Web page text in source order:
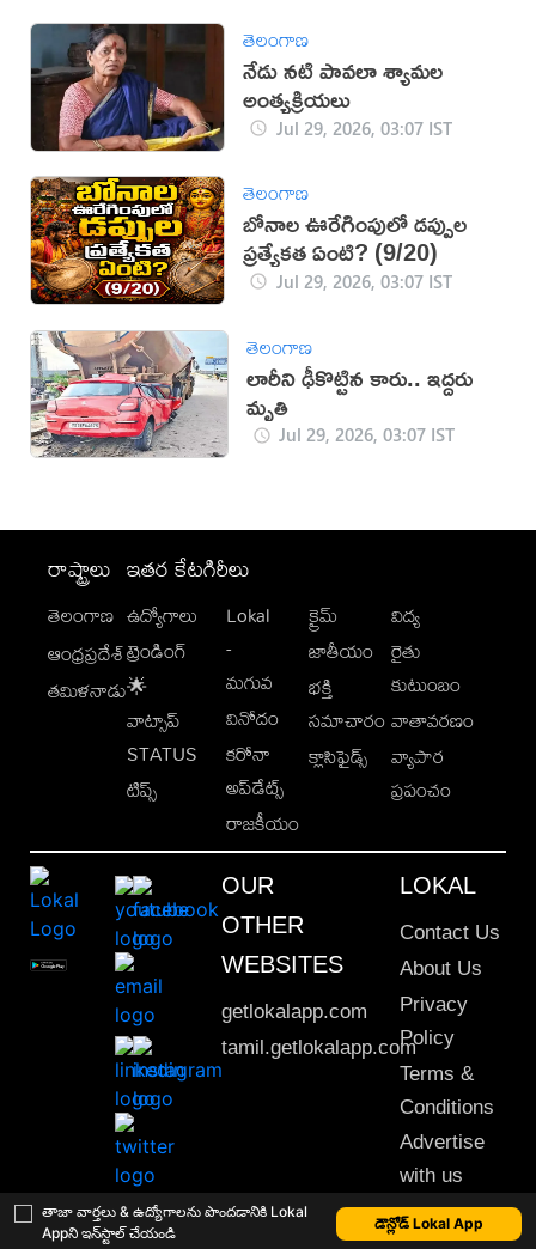
తాజా వార్తలు & ఉద్యోగాలను పొందడానికి Lokal
Appని ఇన్‌స్టాల్ చేయండి
డౌన్లోడ్ Lokal App
తెలంగాణ
నేడు నటి పావలా శ్యామల
అంత్యక్రియలు
Jul 29, 2026, 03:07 IST
తెలంగాణ
బోనాల ఊరేగింపులో డప్పుల
ప్రత్యేకత ఏంటి? (9/20)
Jul 29, 2026, 03:07 IST
తెలంగాణ
లారీని ఢీకొట్టిన కారు.. ఇద్దరు
మృతి
Jul 29, 2026, 03:07 IST
రాష్ట్రాలు
తెలంగాణ
ఆంధ్రప్రదేశ్
తమిళనాడు
ఇతర కేటగిరీలు
ఉద్యోగాలు
ట్రెండింగ్
🌟
వాట్సాప్
STATUS
టిప్స్
Lokal
-
మగువ
వినోదం
కరోనా
అప్‌డేట్స్
రాజకీయం
క్రైమ్
జాతీయం
భక్తి
సమాచారం
క్లాసిఫైడ్స్
విద్య
రైతు
కుటుంబం
వాతావరణం
వ్యాపార
ప్రపంచం
OUR
OTHER
WEBSITES
getlokalapp.com
tamil.getlokalapp.com
LOKAL
Contact Us
About Us
Privacy
Policy
Terms &
Conditions
Advertise
with us
Sitemap
This material may not be published, transmitted, rewritten or redistributed. © 2020 Lokal App. All rights reserved.